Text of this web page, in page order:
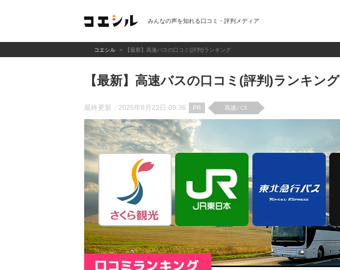
みんなの声を知れる口コミ・評判メディア
コエシル 【最新】高速バスの口コミ(評判)ランキング
【最新】高速バスの口コミ(評判)ランキング
最終更新：2025年8月22日 09:36 PR 高速バス